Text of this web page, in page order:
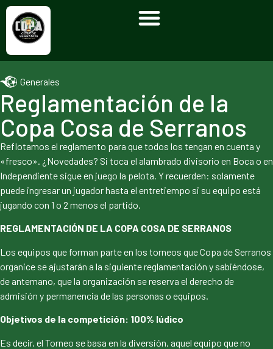
Generales
Reglamentación de la
Copa Cosa de Serranos
Reflotamos el reglamento para que todos los tengan en cuenta y
«fresco». ¿Novedades? Si toca el alambrado divisorio en Boca o en
Independiente sigue en juego la pelota. Y recuerden: solamente
puede ingresar un jugador hasta el entretiempo si su equipo está
jugando con 1 o 2 menos el partido.
REGLAMENTACIÓN DE LA COPA COSA DE SERRANOS
Los equipos que forman parte en los torneos que Copa de Serranos
organice se ajustarán a la siguiente reglamentación y sabiéndose,
de antemano, que la organización se reserva el derecho de
admisión y permanencia de las personas o equipos.
Objetivos de la competición: 100% lúdico
Es decir, el Torneo se basa en la diversión, aquel equipo que no